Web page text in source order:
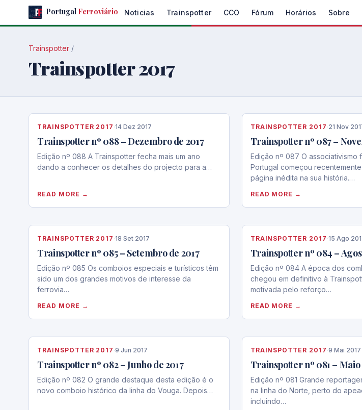
Portugal Ferroviário Noticias Trainspotter CCO Fórum Horários Sobre
Trainspotter /
Trainspotter 2017
TRAINSPOTTER 2017 ·14 Dez 2017
Trainspotter nº 088 – Dezembro de 2017
Edição nº 088 A Trainspotter fecha mais um ano
dando a conhecer os detalhes do projecto para a…
READ MORE →
TRAINSPOTTER 2017 ·21 Nov
Trainspotter nº 087 –
Edição nº 087 O associativismo
Portugal começou
página inédita na sua história.…
READ MORE →
TRAINSPOTTER 2017 ·18 Set 2017
Trainspotter nº 085 – Setembro de 2017
Edição nº 085 Os comboios especiais e turísticos têm
sido um dos grandes motivos de interesse da
ferrovia…
READ MORE →
TRAINSPOTTER 2017 ·15 Ago
Trainspotter nº 084 –
Edição nº 084 A época dos
chegou em definitivo à
motivada pelo reforço…
READ MORE →
TRAINSPOTTER 2017 ·9 Jun 2017
Trainspotter nº 082 – Junho de 2017
Edição nº 082 O grande destaque desta edição é o
novo comboio histórico da linha do Vouga. Depois…
TRAINSPOTTER 2017 ·9 Mai 2017
Trainspotter nº 081 – Maio
Edição nº 081 Grande
na linha do Norte, perto do
incluindo…